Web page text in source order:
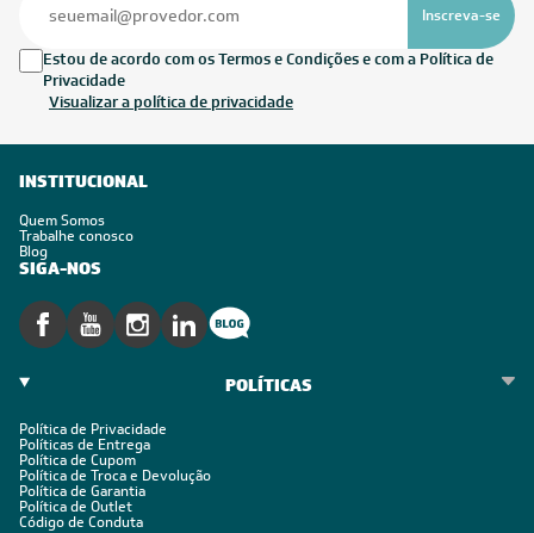
Inscreva-se
Estou de acordo com os Termos e Condições e com a Política de
Privacidade
Visualizar a política de privacidade
INSTITUCIONAL
Quem Somos
Trabalhe conosco
Blog
SIGA-NOS
POLÍTICAS
Política de Privacidade
Políticas de Entrega
Política de Cupom
Política de Troca e Devolução
Política de Garantia
Política de Outlet
Código de Conduta